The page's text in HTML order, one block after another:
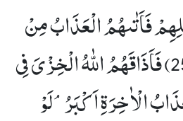
فَاَتٰىهُمُ الْعَذَابُ مِنْ
حَیْثُ لَا یَشْعُرُوْنَ(25) فَاَذَاقَهُمُ اللّٰهُ الْخِزْیَ فِی
الْاٰخِرَةِ اَكْبَرُۘ-لَوْ